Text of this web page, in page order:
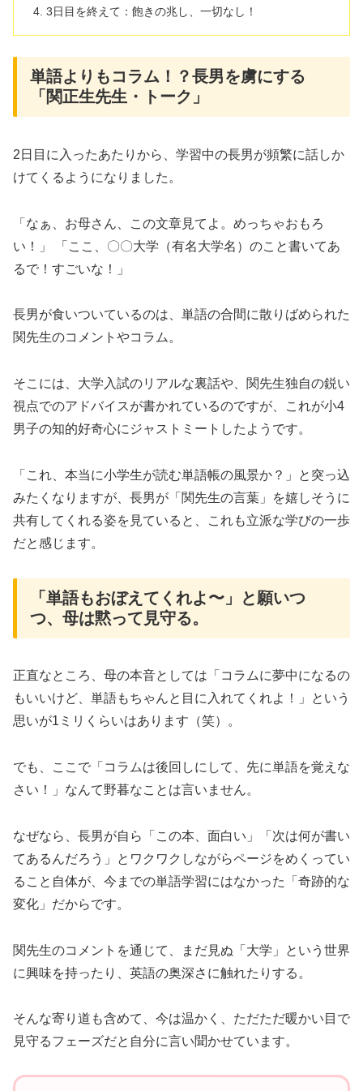
3日目を終えて：飽きの兆し、一切なし！
単語よりもコラム！？長男を虜にする
「関正生先生・トーク」
2日目に入ったあたりから、学習中の長男が頻繁に話しか
けてくるようになりました。
「なぁ、お母さん、この文章見てよ。めっちゃおもろ
い！」 「ここ、〇〇大学（有名大学名）のこと書いてあ
るで！すごいな！」
長男が食いついているのは、単語の合間に散りばめられた
関先生のコメントやコラム。
そこには、大学入試のリアルな裏話や、関先生独自の鋭い
視点でのアドバイスが書かれているのですが、これが小4
男子の知的好奇心にジャストミートしたようです。
「これ、本当に小学生が読む単語帳の風景か？」と突っ込
みたくなりますが、長男が「関先生の言葉」を嬉しそうに
共有してくれる姿を見ていると、これも立派な学びの一歩
だと感じます。
「単語もおぼえてくれよ〜」と願いつ
つ、母は黙って見守る。
正直なところ、母の本音としては「コラムに夢中になるの
もいいけど、単語もちゃんと目に入れてくれよ！」という
思いが1ミリくらいはあります（笑）。
でも、ここで「コラムは後回しにして、先に単語を覚えな
さい！」なんて野暮なことは言いません。
なぜなら、長男が自ら「この本、面白い」「次は何が書い
てあるんだろう」とワクワクしながらページをめくってい
ること自体が、今までの単語学習にはなかった「奇跡的な
変化」だからです。
関先生のコメントを通じて、まだ見ぬ「大学」という世界
に興味を持ったり、英語の奥深さに触れたりする。
そんな寄り道も含めて、今は温かく、ただただ暖かい目で
見守るフェーズだと自分に言い聞かせています。